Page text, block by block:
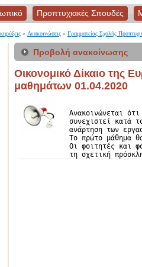
Προπτυχιακές Σπουδές
» Ανακοινώσεις » Γραμματείας Σχολής
Προβολή ανακοίνωσης
Οικονομικό Δίκαιο της
μαθημάτων 01.04.2020
Ανακοινώνεται
συνεχιστεί κατά
ανάρτηση των
Το πρώτο μάθημα
Οι φοιτητές και
τη σχετική